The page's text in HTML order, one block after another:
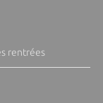
rentrées